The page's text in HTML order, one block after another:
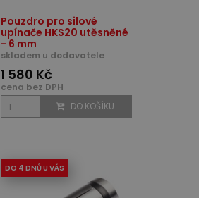
Pouzdro pro silové
upínače HKS20 utěsněné
- 6 mm
skladem u dodavatele
1 580 Kč
cena bez DPH
DO KOŠÍKU
DO 4 DNŮ U VÁS